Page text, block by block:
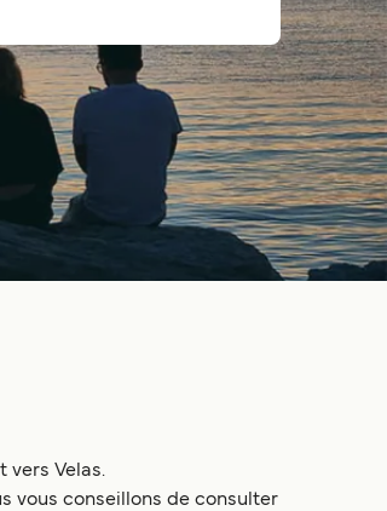
vers Velas.
vous conseillons de consulter